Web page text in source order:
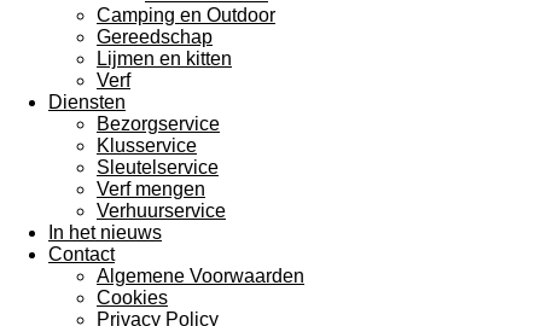
Camping en Outdoor
Gereedschap
Lijmen en kitten
Verf
Diensten
Bezorgservice
Klusservice
Sleutelservice
Verf mengen
Verhuurservice
In het nieuws
Contact
Algemene Voorwaarden
Cookies
Privacy Policy